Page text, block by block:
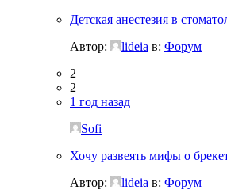
Детская анестезия в
Автор:
lideia в: Форум
2
2
1 год назад
Sofi
Хочу развеять мифы о
Автор:
lideia в: Форум